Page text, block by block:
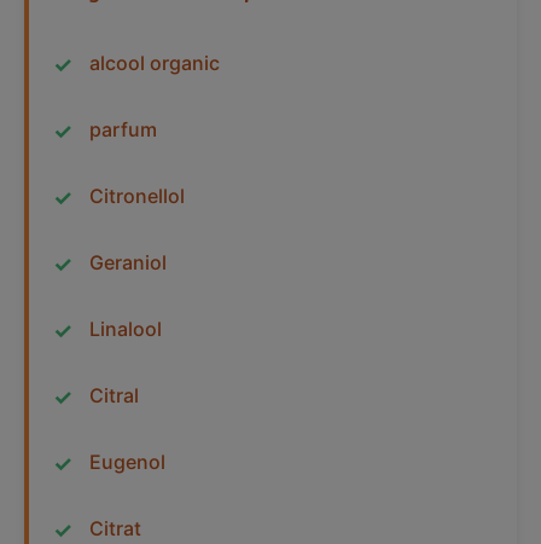
alcool organic
parfum
Citronellol
Geraniol
Linalool
Citral
Eugenol
Citrat